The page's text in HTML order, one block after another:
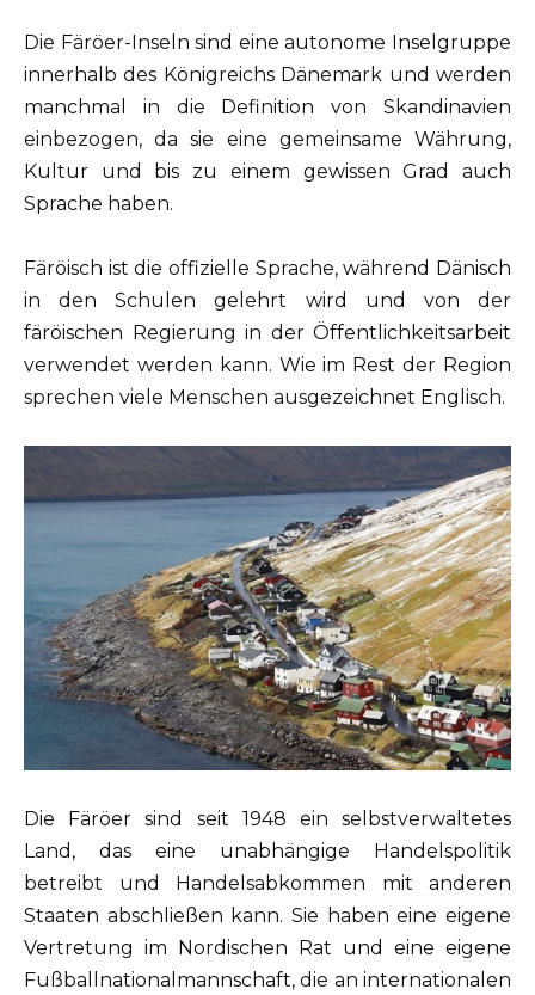
Die Färöer-Inseln sind eine autonome Inselgruppe
innerhalb des Königreichs Dänemark und werden
manchmal in die Definition von Skandinavien
einbezogen, da sie eine gemeinsame Währung,
Kultur und bis zu einem gewissen Grad auch
Sprache haben.
Färöisch ist die offizielle Sprache, während Dänisch
in den Schulen gelehrt wird und von der
färöischen Regierung in der Öffentlichkeitsarbeit
verwendet werden kann. Wie im Rest der Region
sprechen viele Menschen ausgezeichnet Englisch.
Die Färöer sind seit 1948 ein selbstverwaltetes
Land, das eine unabhängige Handelspolitik
betreibt und Handelsabkommen mit anderen
Staaten abschließen kann. Sie haben eine eigene
Vertretung im Nordischen Rat und eine eigene
Fußballnationalmannschaft, die an internationalen